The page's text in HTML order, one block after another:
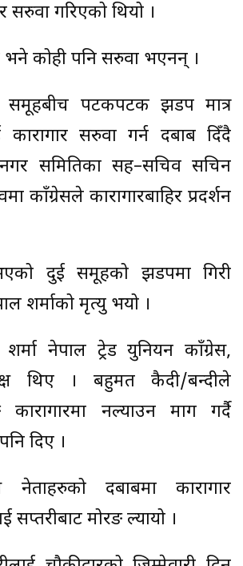
सरुवा गरिएको थियो ।
भने कोही पनि सरुवा भएनन् ।
समूहबीच पटकपटक झडप मात्र
कारागार सरुवा गर्न दबाब दिँदै
समितिका सह–सचिव सचिन
काँग्रेसले कारागारबाहिर प्रदर्शन
भएको दुई समूहको झडपमा गिरी
शर्माको मृत्यु भयो ।
शर्मा नेपाल ट्रेड युनियन काँग्रेस,
थिए । बहुमत कैदी/बन्दीले
कारागारमा नल्याउन माग गर्दै
दिए ।
नेताहरुको दबाबमा कारागार
सप्तरीबाट मोरङ ल्यायो ।